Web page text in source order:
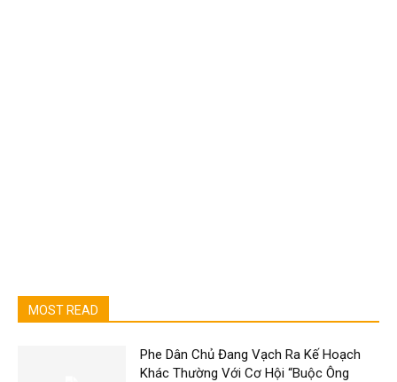
MOST READ
Phe Dân Chủ Đang Vạch Ra Kế Hoạch
Khác Thường Với Cơ Hội “Buộc Ông